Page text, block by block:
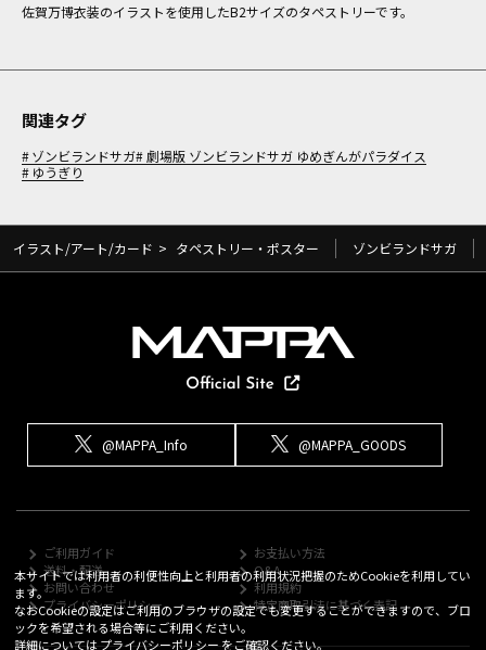
佐賀万博衣装のイラストを使用したB2サイズのタペストリーです。
関連タグ
ゾンビランドサガ 劇場版 ゾンビランドサガ ゆめぎんがパラダイス
ゆうぎり
イラスト/アート/カード > タペストリー・ポスター ゾンビランドサガ
@MAPPA_Info @MAPPA_GOODS
ご利用ガイド
お支払い方法
送料・配送
Q&A
お問い合わせ
利用規約
プライバシーポリシー
特定商取引法に基づく表記
本サイトでは利用者の利便性向上と利用者の利用状況把握のためCookieを利用してい
ます。
なおCookieの設定はご利用のブラウザの設定でも変更することができますので、ブロ
ックを希望される場合等にご利用ください。
詳細についてはプライバシーポリシーをご確認ください。